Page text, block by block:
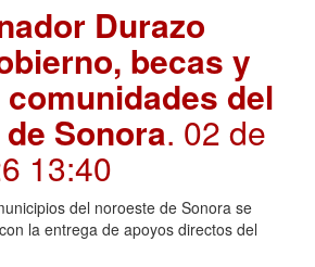
Durazo
becas y
del
Sonora. 02 de
13:40
del noroeste de Sonora se
la entrega de apoyos directos del